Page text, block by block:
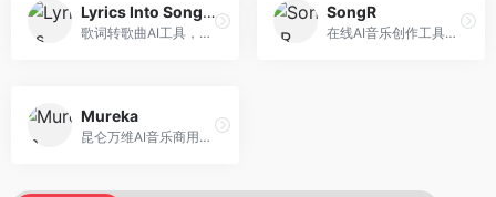
Lyrics Into Song AI
歌词转歌曲AI工具，支持将歌词转化为完整歌曲。面向歌词创作者和音乐爱好者，提供歌词谱曲、编曲制作等服务，歌词音乐化效率高。
SongR
在线AI音乐创作工具，支持歌词与旋律一体化生成。面向内容创作者和音乐爱好者，提供歌词创作、旋律生成、音乐制作等服务，操作简便，创作速度快。
Mureka
昆仑万维AI音乐商用创作平台，专注于商业音乐授权。面向企业和商业用户，提供版权音乐生成、商用授权等服务，音乐版权清晰，商业应用安全。